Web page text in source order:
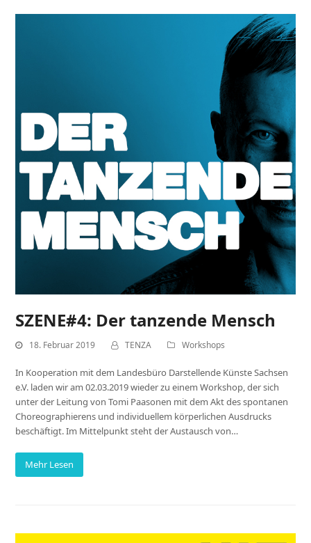
SZENE#4: Der tanzende Mensch
18. Februar 2019 TENZA Workshops
In Kooperation mit dem Landesbüro Darstellende Künste Sachsen
e.V. laden wir am 02.03.2019 wieder zu einem Workshop, der sich
unter der Leitung von Tomi Paasonen mit dem Akt des spontanen
Choreographierens und individuellem körperlichen Ausdrucks
beschäftigt. Im Mittelpunkt steht der Austausch von…
Mehr Lesen